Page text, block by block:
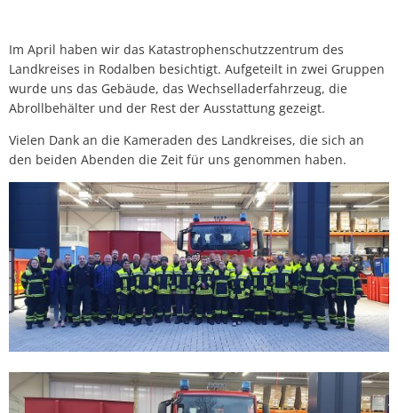
Im April haben wir das Katastrophenschutzzentrum des
Landkreises in Rodalben besichtigt. Aufgeteilt in zwei Gruppen
wurde uns das Gebäude, das Wechselladerfahrzeug, die
Abrollbehälter und der Rest der Ausstattung gezeigt.
Vielen Dank an die Kameraden des Landkreises, die sich an
den beiden Abenden die Zeit für uns genommen haben.